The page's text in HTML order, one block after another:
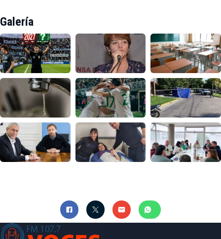
Galería